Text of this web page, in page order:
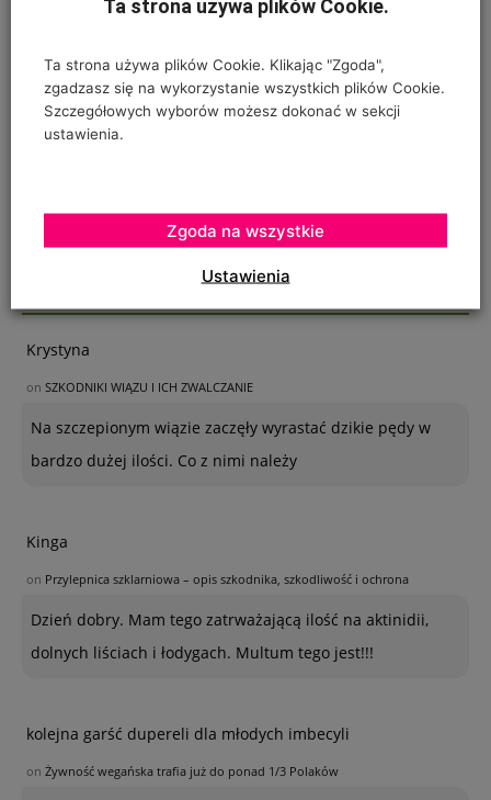
Krystyna
on SZKODNIKI WIĄZU I ICH ZWALCZANIE
Na szczepionym wiązie zaczęły wyrastać dzikie pędy w
bardzo dużej ilości. Co z nimi należy
Kinga
on Przylepnica szklarniowa – opis szkodnika, szkodliwość i ochrona
Dzień dobry. Mam tego zatrważającą ilość na aktinidii,
dolnych liściach i łodygach. Multum tego jest!!!
kolejna garść dupereli dla młodych imbecyli
on Żywność wegańska trafia już do ponad 1/3 Polaków
Ta strona używa plików Cookie.
Ta strona używa plików Cookie. Klikając "Zgoda",
zgadzasz się na wykorzystanie wszystkich plików Cookie.
Szczegółowych wyborów możesz dokonać w sekcji
ustawienia.
Ustawienia
Zgoda na wszystkie